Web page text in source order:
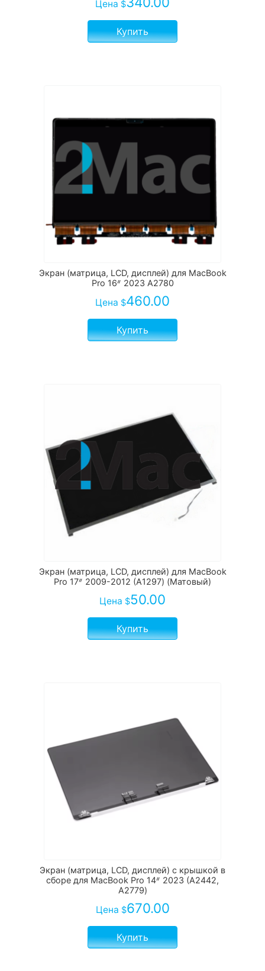
Цена $
Купить
Экран (матрица, LCD, дисплей) для MacBook
Pro 16ᐥ 2023 А2780
Цена $460.00
Купить
Экран (матрица, LCD, дисплей) для MacBook
Pro 17ᐥ 2009-2012 (A1297) (Матовый)
Цена $50.00
Купить
Экран (матрица, LCD, дисплей) с крышкой в
сборе для MacBook Pro 14ᐥ 2023 (A2442,
А2779)
Цена $670.00
Купить